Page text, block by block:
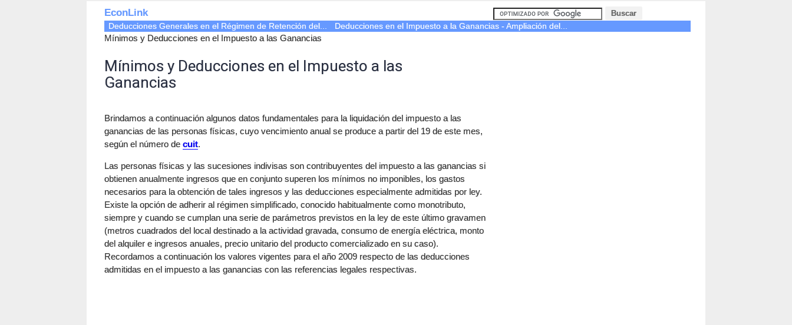
EconLink
Deducciones Generales en el Régimen de Retención del... Deducciones en el Impuesto a la Ganancias - Ampliación del...
Mínimos y Deducciones en el Impuesto a las Ganancias
Mínimos y Deducciones en el Impuesto a las
Ganancias
Brindamos a continuación algunos datos fundamentales para la liquidación del impuesto a las
ganancias de las personas físicas, cuyo vencimiento anual se produce a partir del 19 de este mes,
según el número de cuit.
Las personas físicas y las sucesiones indivisas son contribuyentes del impuesto a las ganancias si
obtienen anualmente ingresos que en conjunto superen los mínimos no imponibles, los gastos
necesarios para la obtención de tales ingresos y las deducciones especialmente admitidas por ley.
Existe la opción de adherir al régimen simplificado, conocido habitualmente como monotributo,
siempre y cuando se cumplan una serie de parámetros previstos en la ley de este último gravamen
(metros cuadrados del local destinado a la actividad gravada, consumo de energía eléctrica, monto
del alquiler e ingresos anuales, precio unitario del producto comercializado en su caso).
Recordamos a continuación los valores vigentes para el año 2009 respecto de las deducciones
admitidas en el impuesto a las ganancias con las referencias legales respectivas.